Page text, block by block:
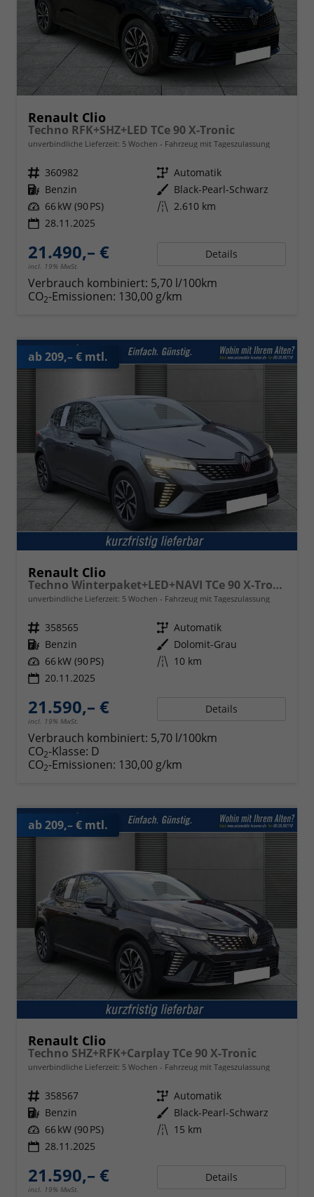
Renault Clio
Techno RFK+SHZ+LED TCe 90 X-Tronic
unverbindliche Lieferzeit: 5 Wochen Fahrzeug mit Tageszulassung
Fahrzeugnr. 360982 Getriebe Automatik
Kraftstoff Benzin Außenfarbe Black-Pearl-Schwarz
Leistung 66 kW (90 PS) Kilometerstand 2.610 km
28.11.2025
21.490,– €
incl. 19% MwSt.
Details
Verbrauch kombiniert: 5,70 l/100km
CO2-Emissionen: 130,00 g/km
ab 209,– € mtl.
Renault Clio
Techno Winterpaket+LED+NAVI TCe 90 X-Tronic
unverbindliche Lieferzeit: 5 Wochen Fahrzeug mit Tageszulassung
Fahrzeugnr. 358565 Getriebe Automatik
Kraftstoff Benzin Außenfarbe Dolomit-Grau
Leistung 66 kW (90 PS) Kilometerstand 10 km
20.11.2025
21.590,– €
incl. 19% MwSt.
Details
Verbrauch kombiniert: 5,70 l/100km
CO2-Klasse: D
CO2-Emissionen: 130,00 g/km
ab 209,– € mtl.
Renault Clio
Techno SHZ+RFK+Carplay TCe 90 X-Tronic
unverbindliche Lieferzeit: 5 Wochen Fahrzeug mit Tageszulassung
Fahrzeugnr. 358567 Getriebe Automatik
Kraftstoff Benzin Außenfarbe Black-Pearl-Schwarz
Leistung 66 kW (90 PS) Kilometerstand 15 km
28.11.2025
21.590,– €
incl. 19% MwSt.
Details